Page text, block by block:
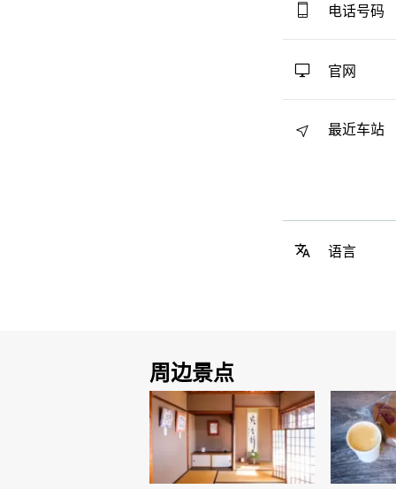
电话号码
官网
最近车站
语言
周边景点